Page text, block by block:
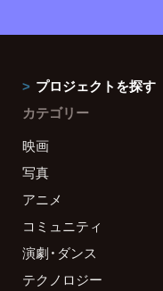
プロジェクトを探す
カテゴリー
映画
写真
アニメ
コミュニティ
演劇・ダンス
テクノロジー